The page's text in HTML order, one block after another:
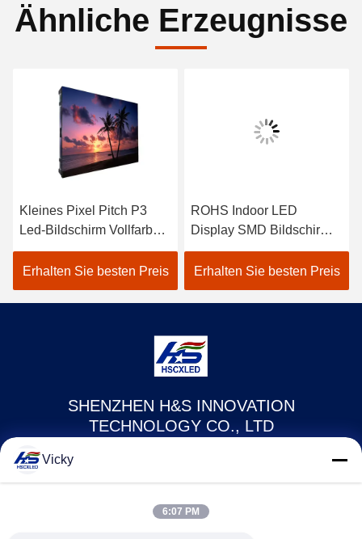
Ähnliche Erzeugnisse
Kleines Pixel Pitch P3
Led-Bildschirm Vollfarbe
SMD2121 Indoor OEM
Erhalten Sie besten Preis
ROHS Indoor LED
Display SMD Bildschirm
für Konferenzraum
Ausstellungssaal
Erhalten Sie besten Preis
SHENZHEN H&S INNOVATION
TECHNOLOGY CO., LTD
86-134-2892-1577
Vicky
6:07 PM